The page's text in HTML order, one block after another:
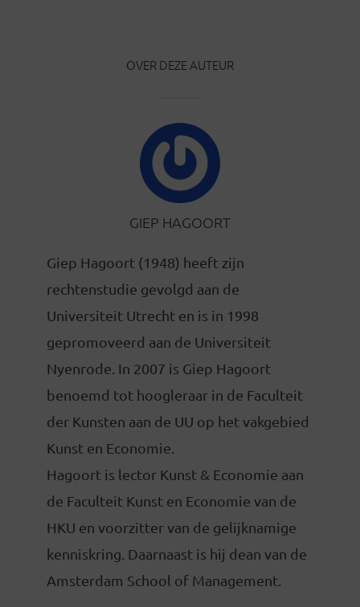
OVER DEZE AUTEUR
GIEP HAGOORT
Giep Hagoort (1948) heeft zijn
rechtenstudie gevolgd aan de
Universiteit Utrecht en is in 1998
gepromoveerd aan de Universiteit
Nyenrode. In 2007 is Giep Hagoort
benoemd tot hoogleraar in de Faculteit
der Kunsten aan de UU op het vakgebied
Kunst en Economie.
Hagoort is lector Kunst & Economie aan
de Faculteit Kunst en Economie van de
HKU en voorzitter van de gelijknamige
kenniskring. Daarnaast is hij dean van de
Amsterdam School of Management.